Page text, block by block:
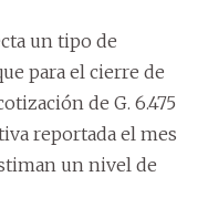
un tipo de
para el cierre de
de G. 6.475
reportada el mes
un nivel de